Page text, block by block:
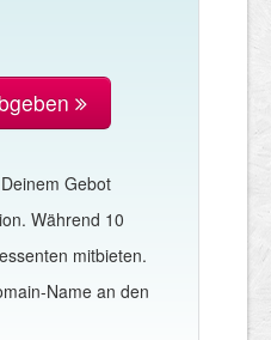
Gebot
Während 10
mitbieten.
Name an den